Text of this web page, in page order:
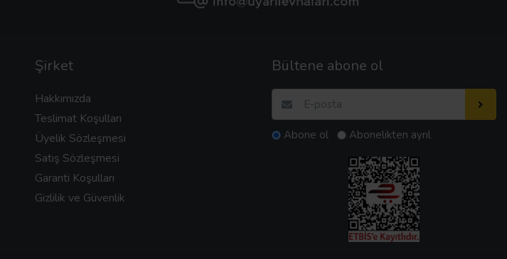
Şirket
Hakkımızda
Teslimat Koşulları
Üyelik Sözleşmesi
Satış Sözleşmesi
Garanti Koşulları
Gizlilik ve Güvenlik
Bültene abone ol
Abone ol Abonelikten ayrıl